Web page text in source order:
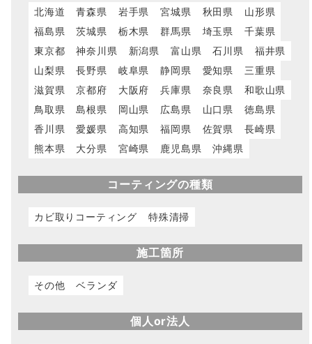
北海道 青森県 岩手県 宮城県 秋田県
山形県
福島県
茨城県 栃木県 群馬県 埼玉県
千葉県
東京都
神奈川県 新潟県 富山県 石川県
福井県
山梨県
長野県 岐阜県 静岡県 愛知県
三重県
滋賀県
京都府 大阪府 兵庫県 奈良県
和歌山県
鳥取県
島根県 岡山県 広島県 山口県
徳島県
香川県
愛媛県 高知県 福岡県 佐賀県
長崎県
熊本県
大分県 宮崎県 鹿児島県 沖縄県
コーティングの種類
カビ取りコーティング 特殊清掃
施工箇所
その他 ベランダ
個人or法人